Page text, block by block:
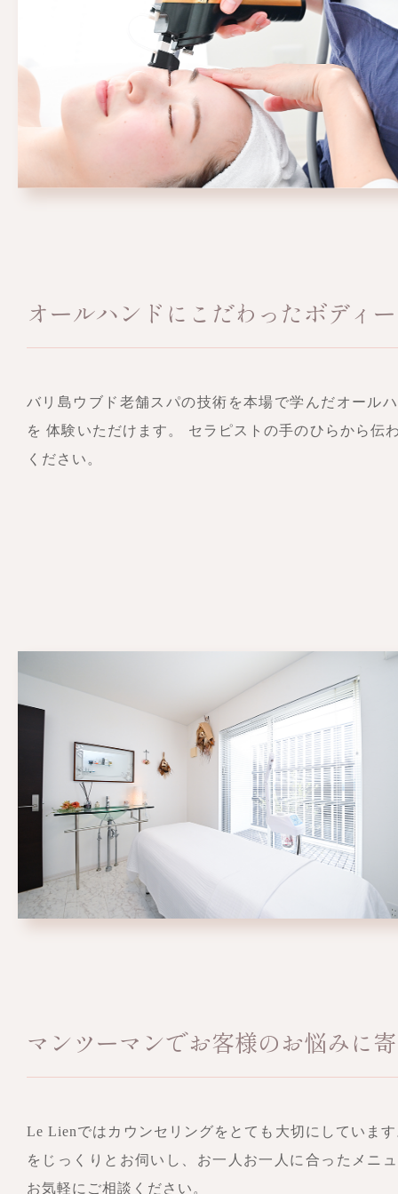
オールハンドにこだわったボディ
バリ島ウブド老舗スパの技術を本場で学んだオール
を 体験いただけます。 セラピストの手のひらから伝
ください。
マンツーマンでお客様のお悩みに
Le Lienではカウンセリングをとても大切にしていま
をじっくりとお伺いし、お一人お一人に合ったメニ
お気軽にご相談ください。